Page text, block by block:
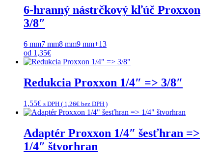
6-hranný nástrčkový kľúč Proxxon
3/8″
6 mm7 mm8 mm9 mm+13
od 1,35€
Redukcia Proxxon 1/4″ => 3/8″
1,55€ s DPH ( 1,26€ bez DPH )
Adaptér Proxxon 1/4″ šesťhran =>
1/4″ štvorhran